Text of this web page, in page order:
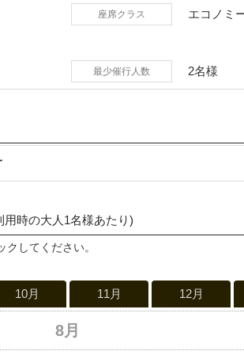
座席クラス エコノミ
最少催行人数 2名様
用時の大人1名様あたり)
してください。
10月 11月 12月
8月